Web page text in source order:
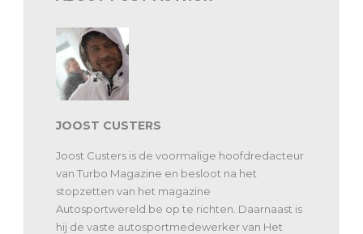
JOOST CUSTERS
Joost Custers is de voormalige hoofdredacteur
van Turbo Magazine en besloot na het
stopzetten van het magazine
Autosportwereld.be op te richten. Daarnaast is
hij de vaste autosportmedewerker van Het